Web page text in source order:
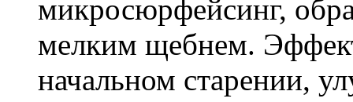
микросюрфейсинг,
мелким щебнем.
начальном старении,